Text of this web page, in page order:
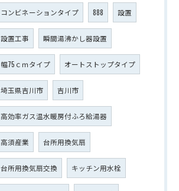
コンビネーションタイプ 888 設置
設置工事 瞬間湯沸かし器設置
幅75ｃｍタイプ オートストップタイプ
埼玉県吉川市 吉川市
高効率ガス温水暖房付ふろ給湯器
高須産業 台所用換気扇
台所用換気扇交換 キッチン用水栓